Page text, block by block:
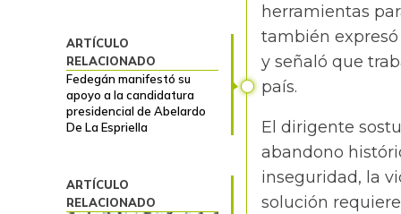
herramientas
también
y señaló que
país.
ARTÍCULO
RELACIONADO
Fedegán manifestó su
apoyo a la candidatura
presidencial de Abelardo
De La Espriella
El dirigente
abandono
inseguridad, la
solución
ARTÍCULO
RELACIONADO